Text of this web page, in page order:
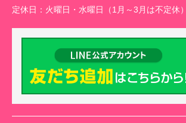
定休日： 火曜日・水曜日（1月～3月は不定休）